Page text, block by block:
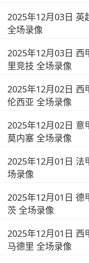
2025年12月03日 英
全场录像
2025年12月03日 西
里竞技 全场录像
2025年12月02日 西
伦西亚 全场录像
2025年12月02日 意
莫内塞 全场录像
2025年12月01日 法
场录像
2025年12月01日 德
茨 全场录像
2025年12月01日 西
马德里 全场录像